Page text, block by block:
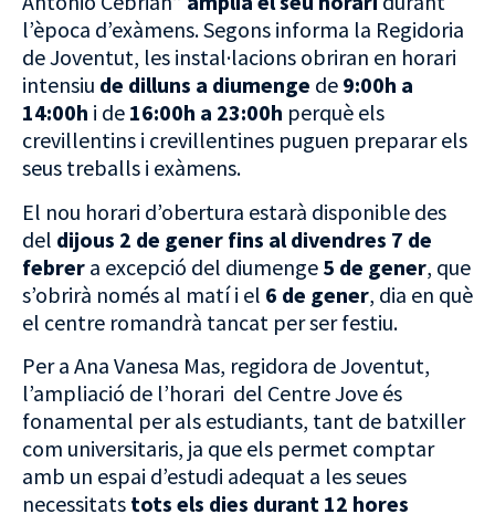
l’època d’exàmens. Segons informa la Regidoria
de Joventut, les instal·lacions obriran en horari
intensiu de dilluns a diumenge de 9:00h a
14:00h i de 16:00h a 23:00h perquè els
crevillentins i crevillentines puguen preparar els
seus treballs i exàmens.
El nou horari d’obertura estarà disponible des
del dijous 2 de gener fins al divendres 7 de
febrer a excepció del diumenge 5 de gener, que
s’obrirà només al matí i el 6 de gener, dia en què
el centre romandrà tancat per ser festiu.
Per a Ana Vanesa Mas, regidora de Joventut,
l’ampliació de l’horari del Centre Jove és
fonamental per als estudiants, tant de batxiller
com universitaris, ja que els permet comptar
amb un espai d’estudi adequat a les seues
necessitats tots els dies durant 12 hores